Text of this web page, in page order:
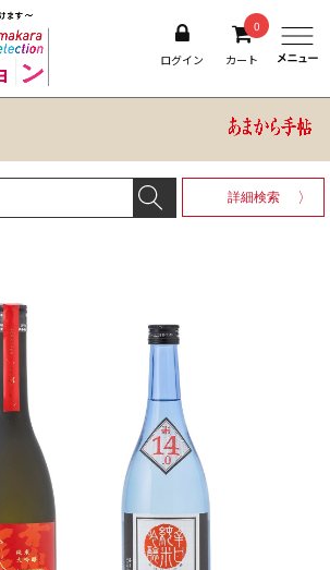
ログイン
0
カート
詳細検索